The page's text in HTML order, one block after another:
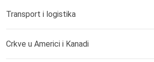
Transport i logistika
Crkve u Americi i Kanadi